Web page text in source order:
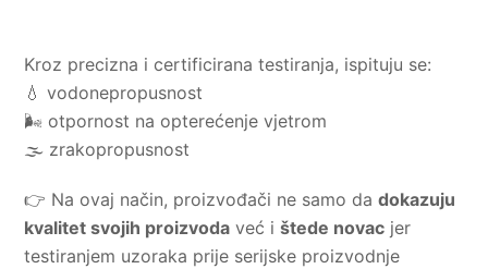
Kroz precizna i certificirana testiranja, ispituju se:
💧 vodonepropusnost
🌬️ otpornost na opterećenje vjetrom
🌫️ zrakopropusnost
👉 Na ovaj način, proizvođači ne samo dadokazuju
kvalitet svojih proizvoda već ištede novac jer
testiranjem uzoraka prije serijske proizvodnje